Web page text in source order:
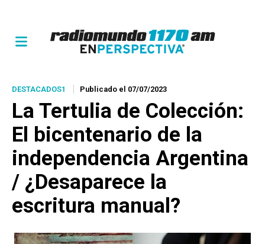
DESTACADOS1 Publicado el 07/07/2023
La Tertulia de Colección:
El bicentenario de la
independencia Argentina
/ ¿Desaparece la
escritura manual?